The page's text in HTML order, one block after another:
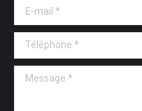
E-mail *
Téléphone *
Message *